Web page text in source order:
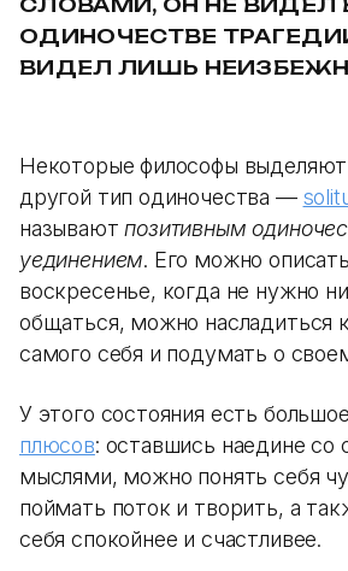
ОДИНОЧЕСТВЕ
ВИДЕЛ ЛИШЬ
Некоторые философы
другой тип одиночества —
называютпозитивным
уединением. Его можно
воскресенье, когда не нужно
общаться, можно насладиться
самого себя и подумать о
У этого состояния есть
плюсов: оставшись наедине со
мыслями, можно понять себя
поймать поток и творить, а
себя спокойнее и счастливее.